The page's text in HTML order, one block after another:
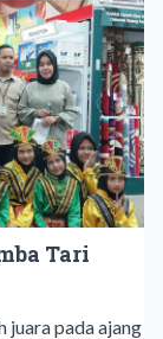
Tari
juara pada ajang